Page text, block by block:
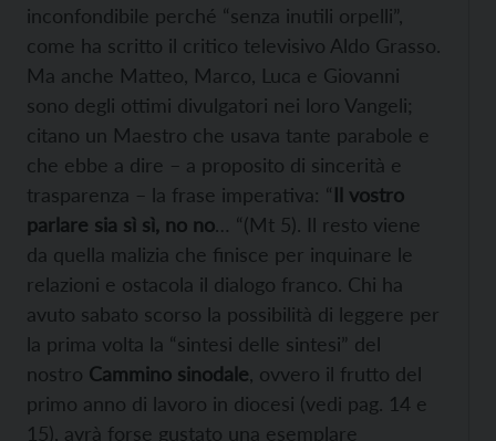
inconfondibile perché “senza inutili orpelli”,
come ha scritto il critico televisivo Aldo Grasso.
Ma anche Matteo, Marco, Luca e Giovanni
sono degli ottimi divulgatori nei loro Vangeli;
citano un Maestro che usava tante parabole e
che ebbe a dire – a proposito di sincerità e
trasparenza – la frase imperativa: “Il vostro
parlare sia sì sì, no no… “(Mt 5). Il resto viene
da quella malizia che finisce per inquinare le
relazioni e ostacola il dialogo franco. Chi ha
avuto sabato scorso la possibilità di leggere per
la prima volta la “sintesi delle sintesi” del
nostro Cammino sinodale , ovvero il frutto del
primo anno di lavoro in diocesi (vedi pag. 14 e
15), avrà forse gustato una esemplare